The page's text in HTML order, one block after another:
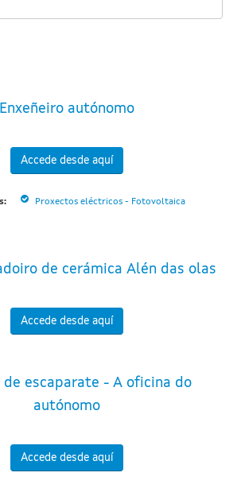
Enxeñeiro autónomo
Accede desde aquí
Proxectos eléctricos - Fotovoltaica
de cerámica Alén das olas
Accede desde aquí
de escaparate - A oficina do
autónomo
Accede desde aquí